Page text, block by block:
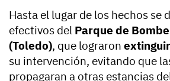
Hasta el lugar de los hechos se
efectivos del Parque de
(Toledo), que lograron
su intervención, evitando que
propagaran a otras estancias